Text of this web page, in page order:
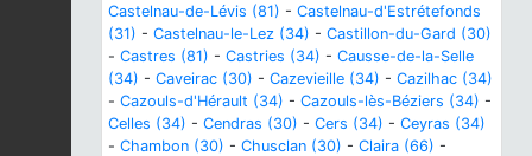
Castelnau-de-Lévis (81) - Castelnau-d'Estrétefonds
(31) - Castelnau-le-Lez (34) - Castillon-du-Gard (30)
- Castres (81) - Castries (34) - Causse-de-la-Selle
(34) - Caveirac (30) - Cazevieille (34) - Cazilhac (34)
- Cazouls-d'Hérault (34) - Cazouls-lès-Béziers (34) -
Celles (34) - Cendras (30) - Cers (34) - Ceyras (34)
- Chambon (30) - Chusclan (30) - Claira (66) -